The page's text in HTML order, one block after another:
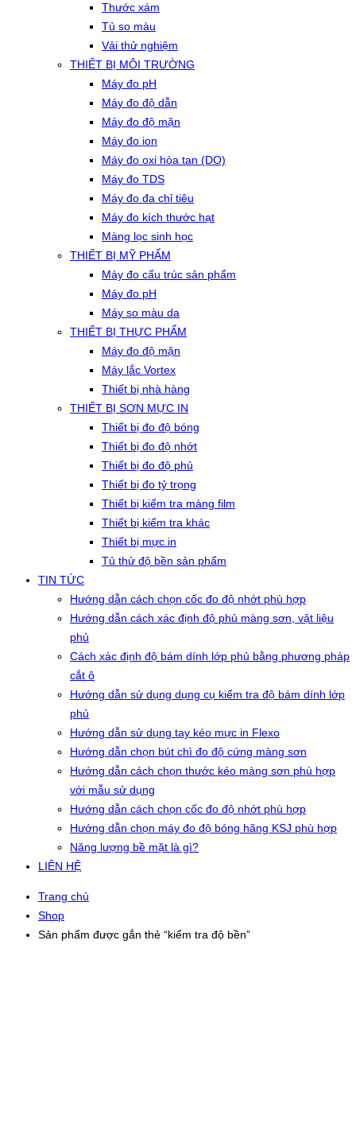
Thước xám
Tủ so màu
Vải thử nghiệm
THIẾT BỊ MÔI TRƯỜNG
Máy đo pH
Máy đo độ dẫn
Máy đo độ mặn
Máy đo ion
Máy đo oxi hòa tan (DO)
Máy đo TDS
Máy đo đa chỉ tiêu
Máy đo kích thước hạt
Màng lọc sinh học
THIẾT BỊ MỸ PHẨM
Máy đo cấu trúc sản phẩm
Máy đo pH
Máy so màu da
THIẾT BỊ THỰC PHẨM
Máy đo độ mặn
Máy lắc Vortex
Thiết bị nhà hàng
THIẾT BỊ SƠN MỰC IN
Thiết bị đo độ bóng
Thiết bị đo độ nhớt
Thiết bị đo độ phủ
Thiết bị đo tỷ trọng
Thiết bị kiểm tra màng film
Thiết bị kiểm tra khác
Thiết bị mực in
Tủ thử độ bền sản phẩm
TIN TỨC
Hướng dẫn cách chọn cốc đo độ nhớt phù hợp
Hướng dẫn cách xác định độ phủ màng sơn, vật liệu
phủ
Cách xác định độ bám dính lớp phủ bằng phương pháp
cắt ô
Hướng dẫn sử dụng dụng cụ kiểm tra độ bám dính lớp
phủ
Hướng dẫn sử dụng tay kéo mực in Flexo
Hướng dẫn chọn bút chì đo độ cứng màng sơn
Hướng dẫn cách chọn thước kéo màng sơn phù hợp
với mẫu sử dụng
Hướng dẫn cách chọn cốc đo độ nhớt phù hợp
Hướng dẫn chọn máy đo độ bóng hãng KSJ phù hợp
Năng lượng bề mặt là gì?
LIÊN HỆ
Trang chủ
Shop
Sản phẩm được gắn thẻ “kiểm tra độ bền”